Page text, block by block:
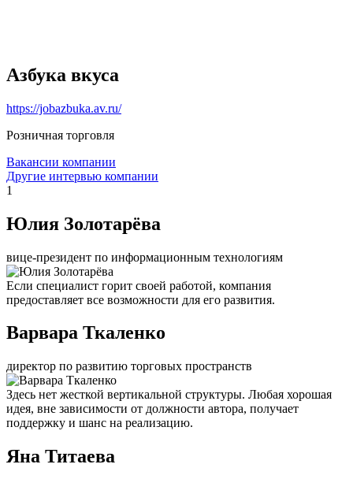
Азбука вкуса
https://jobazbuka.av.ru/
Розничная торговля
Вакансии компании
Другие интервью компании
1
Юлия Золотарёва
вице-президент по информационным технологиям
Если специалист горит своей работой, компания
предоставляет все возможности для его развития.
Варвара Ткаленко
директор по развитию торговых пространств
Здесь нет жесткой вертикальной структуры. Любая хорошая
идея, вне зависимости от должности автора, получает
поддержку и шанс на реализацию.
Яна Титаева